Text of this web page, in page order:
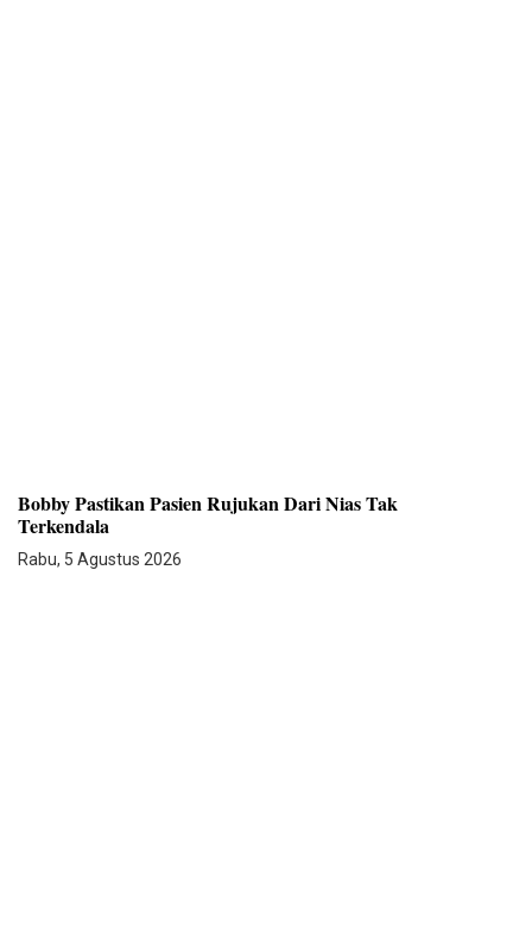
Bobby Pastikan Pasien Rujukan Dari Nias Tak
Terkendala
Rabu, 5 Agustus 2026